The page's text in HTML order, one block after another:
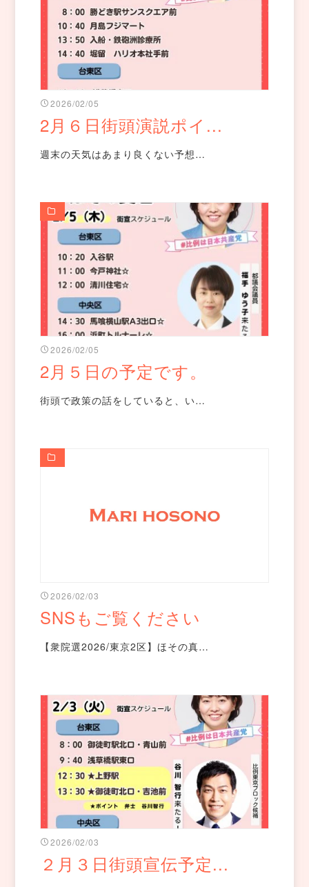
2026/02/05
2月６日街頭演説ポイ...
週末の天気はあまり良くない予想…
2026/02/05
2月５日の予定です。
街頭で政策の話をしていると、い…
2026/02/03
SNSもご覧ください
【衆院選2026/東京2区】ほその真…
2026/02/03
２月３日街頭宣伝予定...